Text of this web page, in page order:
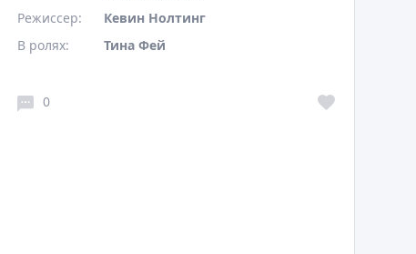
Режиссер:
Кевин Нолтинг
В ролях:
Тина Фей
0